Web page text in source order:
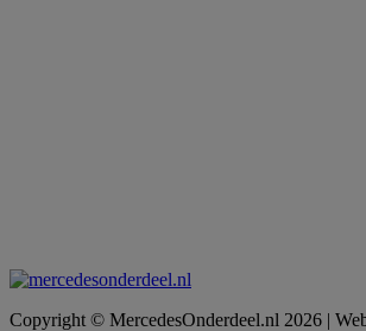
Copyright © MercedesOnderdeel.nl 2026 |